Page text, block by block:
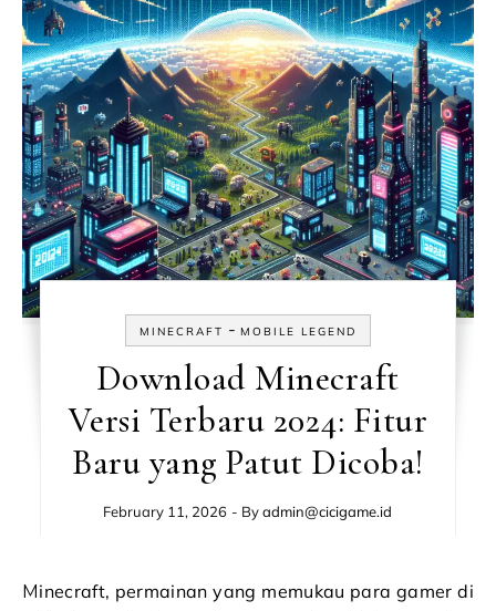
MINECRAFT - MOBILE LEGEND
Download Minecraft
Versi Terbaru 2024: Fitur
Baru yang Patut Dicoba!
February 11, 2026 - Byadmin@cicigame.id
Minecraft, permainan yang memukau para gamer di